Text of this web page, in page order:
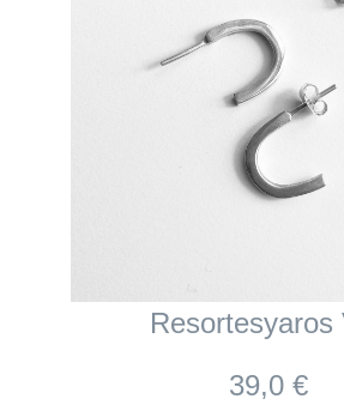
Resortesyaros
39,0 €